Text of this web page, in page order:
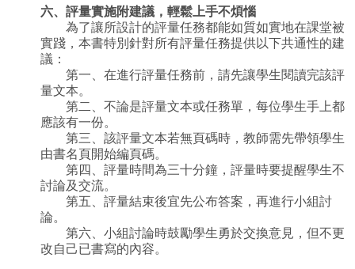
六、評量實施附建議，輕鬆上手不煩惱
為了讓所設計的評量任務都能如質如實地在課堂被
實踐，本書特別針對所有評量任務提供以下共通性的建
議：
第一、在進行評量任務前，請先讓學生閱讀完該評
量文本。
第二、不論是評量文本或任務單，每位學生手上都
應該有一份。
第三、該評量文本若無頁碼時，教師需先帶領學生
由書名頁開始編頁碼。
第四、評量時間為三十分鐘，評量時要提醒學生不
討論及交流。
第五、評量結束後宜先公布答案，再進行小組討
論。
第六、小組討論時鼓勵學生勇於交換意見，但不更
改自己已書寫的內容。